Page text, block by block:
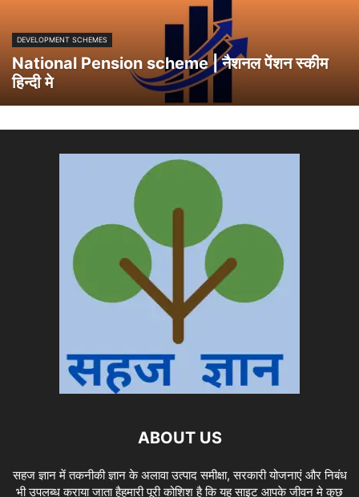
DEVELOPMENT SCHEMES
National Pension scheme | नैशनल पेंशन स्कीम
हिन्दी मे
ABOUT US
सहज ज्ञान में तकनीकी ज्ञान के अलावा उत्पाद समीक्षा, सरकारी योजनाएं और निबंध
भी उपलब्ध कराया जाता हैहमारी पूरी कोशिश है कि यह साइट आपके जीवन मे कुछ